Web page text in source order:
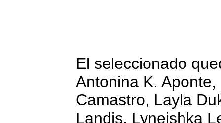
El seleccionado
Antonina K.
Camastro, Layla
Landis, Lyneishka